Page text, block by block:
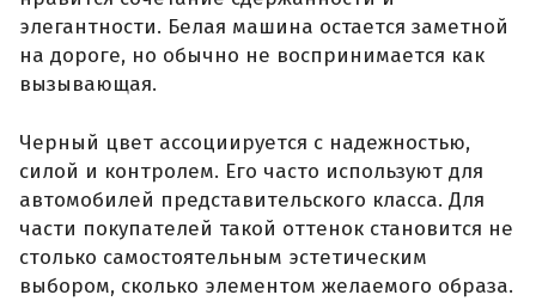
элегантности. Белая машина остается заметной
на дороге, но обычно не воспринимается как
вызывающая.
Черный цвет ассоциируется с надежностью,
силой и контролем. Его часто используют для
автомобилей представительского класса. Для
части покупателей такой оттенок становится не
столько самостоятельным эстетическим
выбором, сколько элементом желаемого образа.